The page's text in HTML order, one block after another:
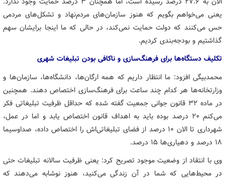
یعنی می‌خواهم بگویم که هنوز سازمان‌های مردم‌نهاد و تشکل‌های مردمی
حس می‌کنند که دولت حمایت نمی‌کند، در حالی که ما اینجا برایشان سهم
گذاشتیم و بودجه‌بندی کردیم.
تکلیف دستگاه‌ها برای فرهنگ‌سازی و ناکافی بودن تبلیغات شهری
محمدبیگی افزود: ما انتظار داریم که همه ارگان‌ها، دانشگاه‌ها، سازمان‌ها و
وزارتخانه‌ها هر کدام چند ساعت برای فرهنگ‌سازی اختصاص دهند. همچنین
در ماده ۳۲ قانون جوانی جمعیت گفته شده که حداقل ظرفیت تبلیغاتی فکر
می‌کنم ۲۰ درصد بوده باید به اهداف قانون اختصاص یابد و اما در عمل،
شهرداری تا الان ۱۰ درصد از فضای تبلیغاتی‌اش را اختصاص داده، صداوسیما
۱۸ درصد و دهیاری‌ها ۱۵ درصد.
وی با انتقاد از وضعیت موجود تصریح کرد: یعنی ظرفیت سالانه تبلیغات حتی
در محیط‌هایی که شما در آن زندگی می‌کنید، هنوز نوشابه می‌دهند که